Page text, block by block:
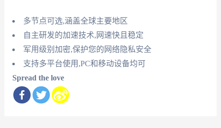
多节点可选,涵盖全球主要地区
自主研发的加速技术,网速快且稳定
军用级别加密,保护您的网络隐私安全
支持多平台使用,PC和移动设备均可
Spread the love